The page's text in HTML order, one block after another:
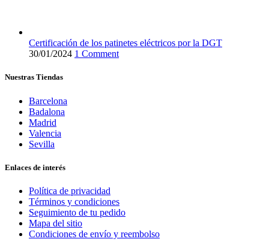
Certificación de los patinetes eléctricos por la DGT
30/01/2024 1 Comment
Nuestras Tiendas
Barcelona
Badalona
Madrid
Valencia
Sevilla
Enlaces de interés
Política de privacidad
Términos y condiciones
Seguimiento de tu pedido
Mapa del sitio
Condiciones de envío y reembolso